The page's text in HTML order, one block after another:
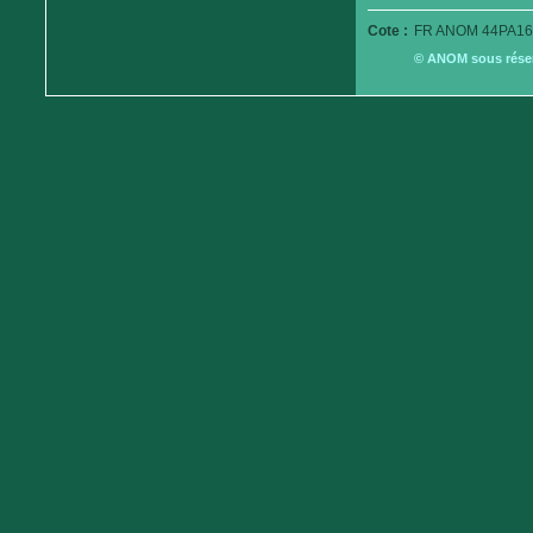
Cote : FR ANOM
© ANOM sous